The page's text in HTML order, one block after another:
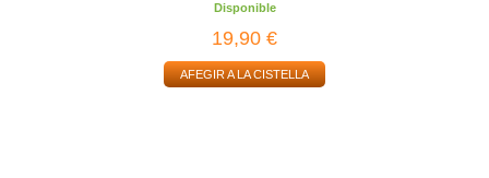
Disponible
19,90 €
AFEGIR A LA CISTELLA